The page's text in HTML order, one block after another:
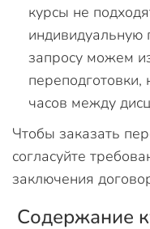
курсы не
индивидуальную
запросу можем
часов между
Чтобы заказать
согласуйте
заключения
Содержание